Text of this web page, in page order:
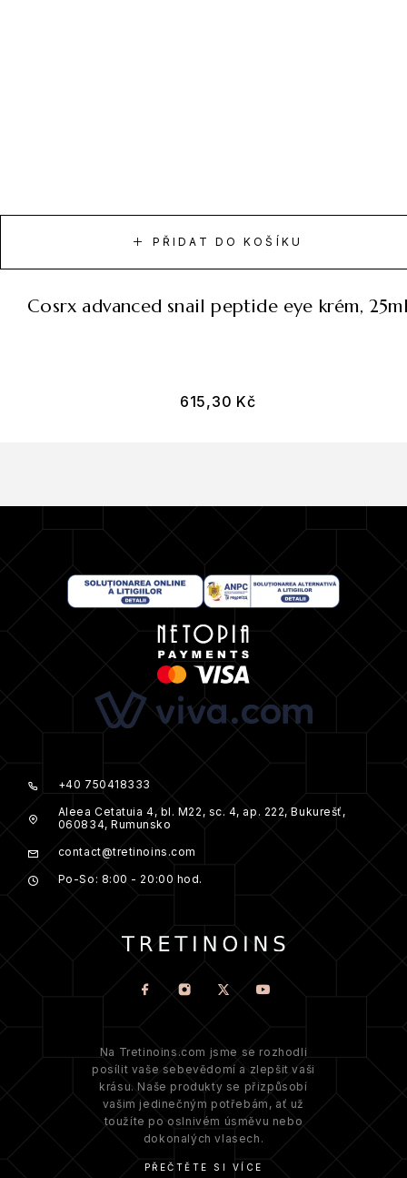
PŘIDAT DO KOŠÍKU
cosrx advanced snail peptide eye krém,
615,30 Kč
+40 750418333
Aleea Cetatuia 4, bl. M22, sc. 4, ap. 222, Bukurešť,
060834, Rumunsko
contact@tretinoins.com
Po-So: 8:00 - 20:00 hod.
Na Tretinoins.com jsme se rozhodli
posílit vaše sebevědomí a zlepšit vaši
krásu. Naše produkty se přizpůsobí
vašim jedinečným potřebám, ať už
toužíte po oslnivém úsměvu nebo
dokonalých vlasech.
PŘEČTĚTE SI VÍCE